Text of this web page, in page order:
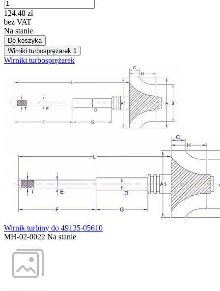
124.48 zł
bez VAT
Na stanie
Do koszyka
Wirniki turbosprężarek 1
Wirniki turbosprężarek
Wirnik turbiny do 49135-05610
MH-02-0022 Na stanie